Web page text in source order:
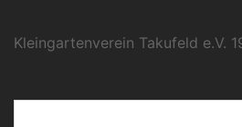
Kleingartenverein Takufeld e.V.